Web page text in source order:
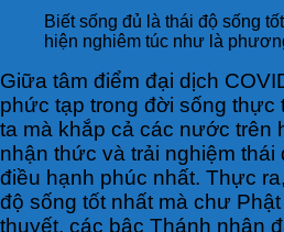
Biết sống đủ là thái độ sống
hiện nghiêm túc như là
Giữa tâm điểm đại dịch
phức tạp trong đời sống
ta mà khắp cả các nước trên
nhận thức và trải nghiệm thái
điều hạnh phúc nhất. Thực
độ sống tốt nhất mà chư
thuyết, các bậc Thánh nhân